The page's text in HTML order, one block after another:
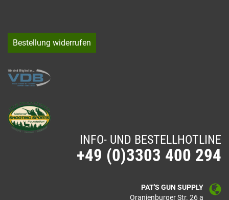
Bestellung widerrufen
INFO- UND BESTELLHOTLINE
+49 (0)3303 400 294
PAT'S GUN SUPPLY
Oranienburger Str. 26 a